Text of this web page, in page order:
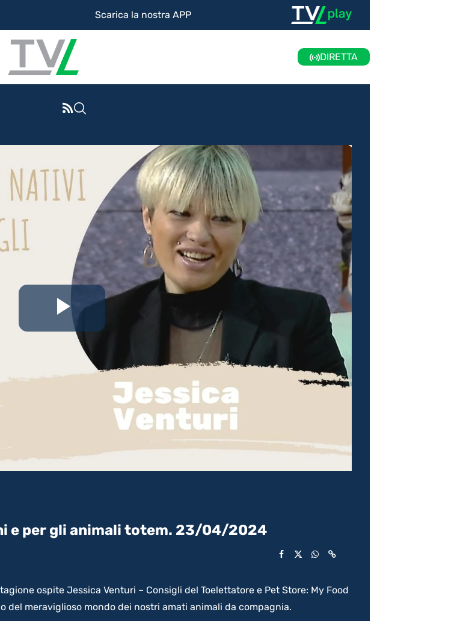
Scarica la nostra APP
DIRETTA
Riproduci
il
video
e per gli animali totem. 23/04/2024
ospite Jessica Venturi – Consigli del Toelettatore e Pet Store: My Food
del meraviglioso mondo dei nostri amati animali da compagnia.